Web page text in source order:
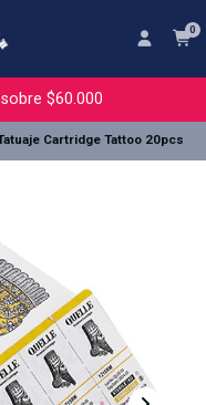
0
$60.000
Cartridge Tattoo 20pcs